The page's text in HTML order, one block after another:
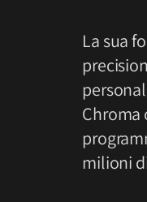
La sua
Chroma
milioni